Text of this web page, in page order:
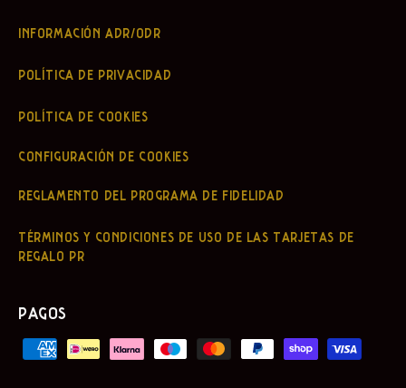
INFORMACIÓN ADR/ODR
POLÍTICA DE PRIVACIDAD
POLÍTICA DE COOKIES
CONFIGURACIÓN DE COOKIES
REGLAMENTO DEL PROGRAMA DE FIDELIDAD
TÉRMINOS Y CONDICIONES DE USO DE LAS TARJETAS DE
REGALO PR
PAGOS